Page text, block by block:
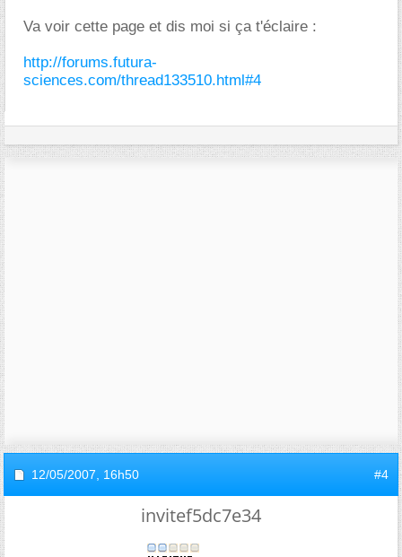
Va voir cette page et dis moi si ça t'éclaire :
http://forums.futura-
sciences.com/thread133510.html#4
12/05/2007, 16h50 #4
invitef5dc7e34